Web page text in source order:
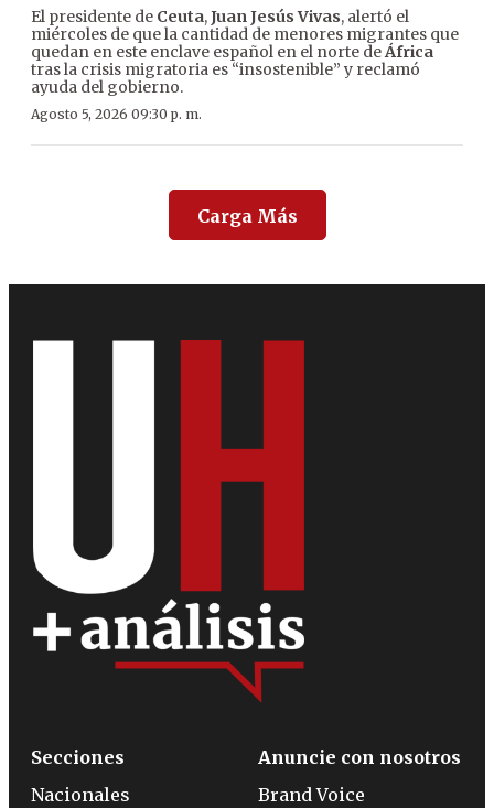
El presidente de Ceuta,Juan Jesús Vivas, alertó el
miércoles de que la cantidad de menores migrantes que
quedan en este enclave español en el norte deÁfrica
tras la crisis migratoria es “insostenible” y reclamó
ayuda del gobierno.
Agosto 5, 2026 09:30 p. m.
Carga Más
Secciones
Nacionales
Anuncie con nosotros
Brand Voice